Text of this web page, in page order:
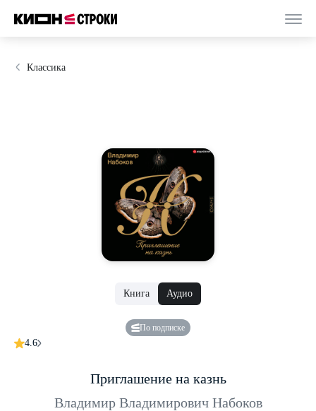
Классика
Книга Аудио
По подписке
4.6
Приглашение на казнь
Владимир Владимирович Набоков